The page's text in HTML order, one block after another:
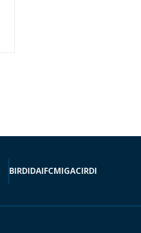
BIRDIDAIFCMIGACIRDI